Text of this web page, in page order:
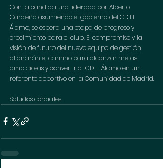
Con la candidatura liderada por Alberto
Cardeña asumiendo el gobierno del CD El
Álamo, se espera una etapa de progreso y
crecimiento para el club. El compromiso y la
visión de futuro del nuevo equipo de gestión
allanarán el camino para alcanzar metas
ambiciosas y convertir al CD El Álamo en un
referente deportivo en la Comunidad de Madrid.
Saludos cordiales.